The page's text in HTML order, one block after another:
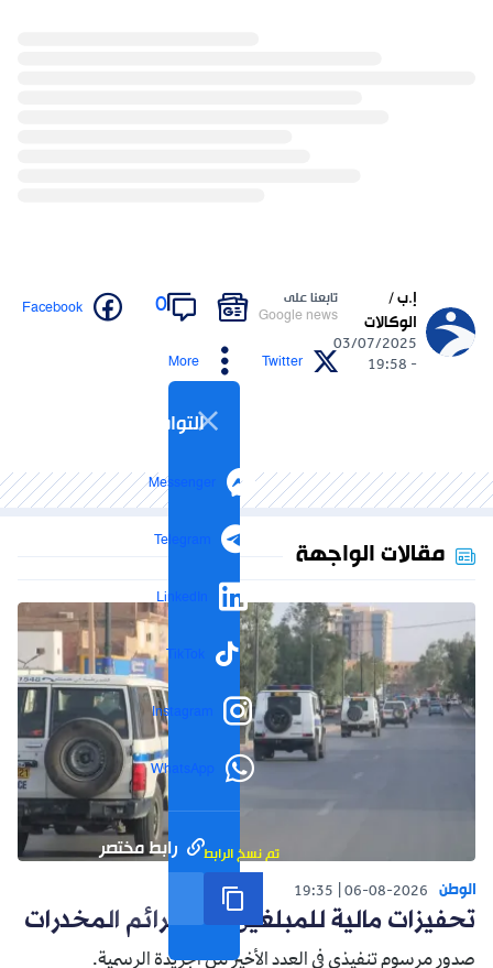
إ.ب /
الوكالات
03/07/2025
- 19:58
تابعنا على
Google news
0
Facebook
Twitter
More
التواصل الاجتماعي
Messenger
Telegram
LinkedIn
TikTok
Instagram
WhatsApp
رابط مختصر تم نسخ الرابط
مقالات الواجهة
الوطن 06-08-2026
19:35
تحفيزات مالية للمبلغين عن جرائم المخدرات
صدور مرسوم تنفيذي في العدد الأخير من الجريدة الرسمية.